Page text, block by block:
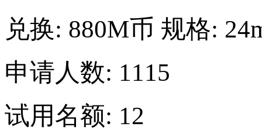
兑换: 880M币 规格:
申请人数: 1115
试用名额: 12